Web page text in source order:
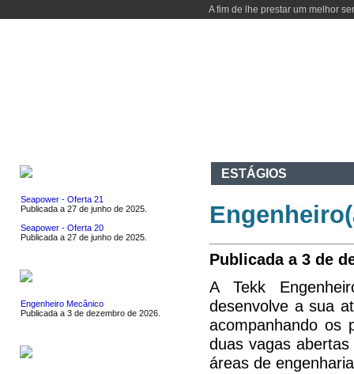
A fim de lhe prestar um melhor
Seapower - Oferta 21
Publicada a 27 de junho de 2025.
Seapower - Oferta 20
Publicada a 27 de junho de 2025.
Engenheiro Mecânico
Publicada a 3 de dezembro de 2026.
ESTÁGIOS
Publicada a 3 de
A Tekk
desenvolve a sua
acompanhando os
duas vagas
áreas de